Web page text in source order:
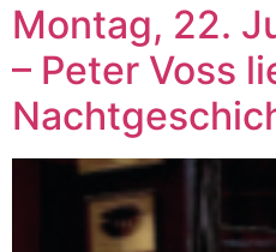
Montag, 22.
– Peter Voss